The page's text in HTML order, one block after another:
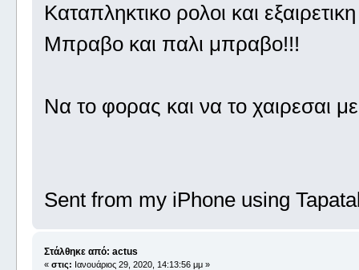
Καταπληκτικο ρολοι και
Μπραβο και παλι μπραβο!!!
Να το φορας και να το χαιρεσαι
Sent from my iPhone using
Στάλθηκε από: actus
« στις: Ιανουάριος 29, 2020, 14:13:56 μμ »